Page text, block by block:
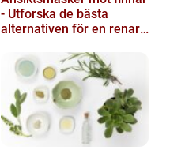
- Utforska de bästa
alternativen för en renare